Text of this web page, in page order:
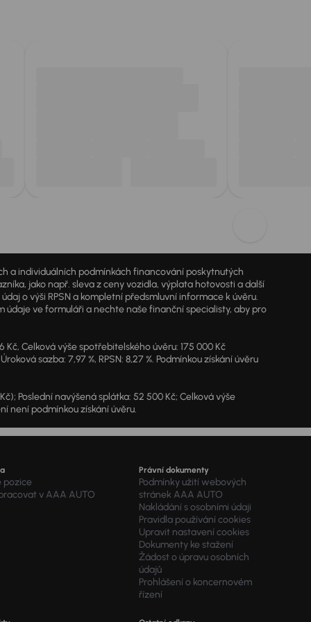
a individuálních podmínkách financování poskytnutých
jako např. sleva z ceny vozidla, výplata hotovosti a další
o výši RPSN a kompletní předsmluvní informace k úvěru.
údaje ve formuláři a nechte naše finanční specialisty, aby pro
Celková výše spotřebitelského úvěru: 175 000 Kč
sazba: 7,97 %, RPSN: 8,27 %. Podmínkou získání úvěru
Poslední navýšená splátka: 52 500 Kč; Celková výše
není podmínkou získání úvěru.
pozice
v AAA AUTO
Právní dokumenty
Podmínky užití webových
stránek AAA AUTO
Nakládání s osobními údaji
Pravidla používání cookies
Upravit nastavení cookies
Dokumenty ke stažení
Žádost o úpravu osobních
údajů
Prohlášení o koncernovém
řízení